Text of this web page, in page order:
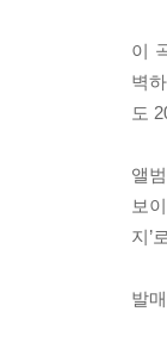
이
벽
도
앨
보
지’
발